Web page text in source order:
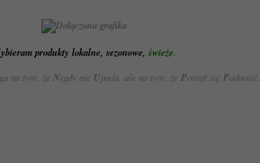
produkty lokalne, sezonowe, świeże.
na tym, żeNigdy nie Upada, ale na tym, żePotrafi sięPodnosić.